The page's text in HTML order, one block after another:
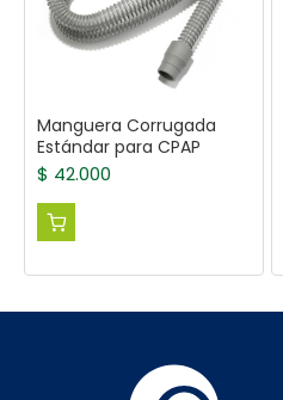
Manguera Corrugada
Estándar para CPAP
$ 42.000